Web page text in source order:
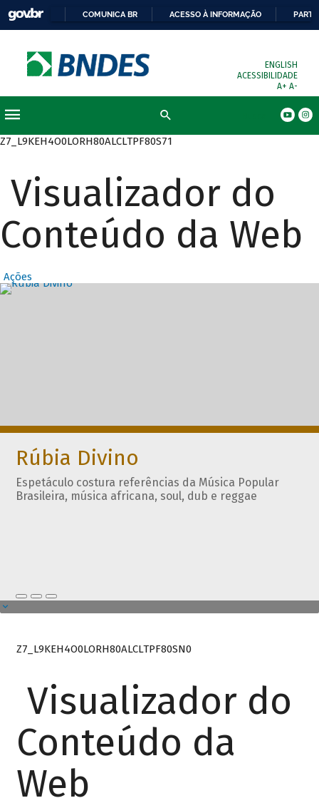
COMUNICA BR ACESSO À INFORMAÇÃO
ENGLISH
ACESSIBILIDADE
A+ A-
Z7_L9KEH4O0LORH80ALCLTPF80S71
Visualizador do
Conteúdo da Web
Ações
Destaques
Rúbia Divino
Espetáculo costura referências da Música Popular
Brasileira, música africana, soul, dub e reggae
Z7_L9KEH4O0LORH80ALCLTPF80SN0
Visualizador do
Conteúdo da
Web